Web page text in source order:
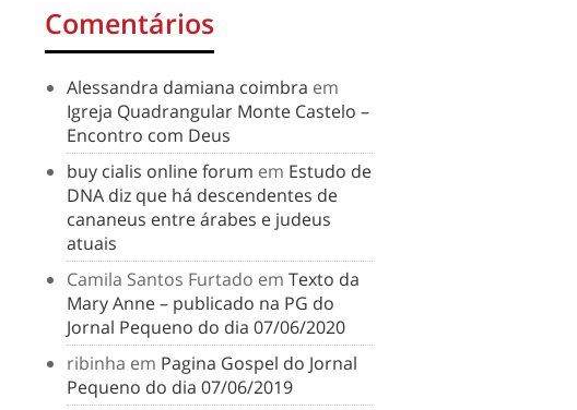
Comentários
Alessandra damiana coimbra em
Igreja Quadrangular Monte Castelo –
Encontro com Deus
buy cialis online forum em Estudo de
DNA diz que há descendentes de
cananeus entre árabes e judeus
atuais
Camila Santos Furtado em Texto da
Mary Anne – publicado na PG do
Jornal Pequeno do dia 07/06/2020
ribinha em Pagina Gospel do Jornal
Pequeno do dia 07/06/2019